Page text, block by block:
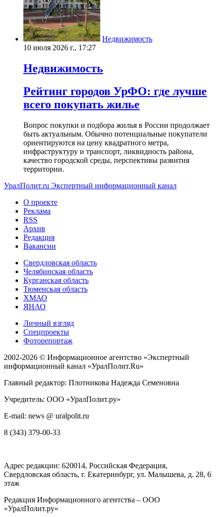
Недвижимость
10 июля 2026 г., 17:27
Недвижимость
Рейтинг городов УрФО: где лучше
всего покупать жилье
Вопрос покупки и подбора жилья в России продолжает
быть актуальным. Обычно потенциальные покупатели
ориентируются на цену квадратного метра,
инфраструктуру и транспорт, ликвидность района,
качество городской среды, перспективы развития
территории.
УралПолит.ru Экспертный информационный канал
О проекте
Реклама
RSS
Архив
Редакция
Вакансии
Свердловская область
Челябинская область
Курганская область
Тюменская область
ХМАО
ЯНАО
Личный взгляд
Спецпроекты
Фоторепортаж
2002-2026 © Информационное агентство «Экспертный
информационный канал «УралПолит.Ru»
Главный редактор: Плотникова Надежда Семеновна
Учредитель: ООО «УралПолит.ру»
E-mail: news @ uralpolit.ru
8 (343) 379-00-33
Адрес редакции: 620014, Российская Федерация,
Свердловская область, г. Екатеринбург, ул. Малышева, д. 28, 6
этаж
Редакция Информационного агентства – ООО
«УралПолит.ру»